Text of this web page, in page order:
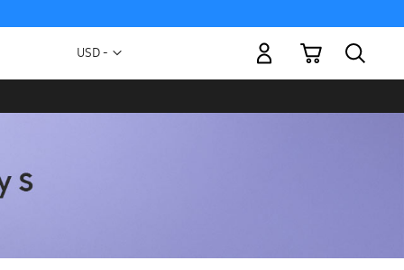
Moneda
USD -
Mi carrito